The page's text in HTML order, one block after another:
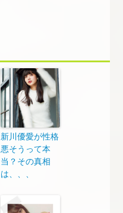
新川優愛が性格
悪そうって本
当？その真相
は、、、